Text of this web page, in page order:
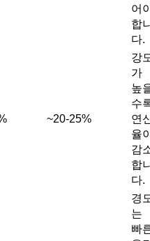
어
합
다.
~20-25%
강
가
높
수
연
율
감
합
다.
경
는
빠